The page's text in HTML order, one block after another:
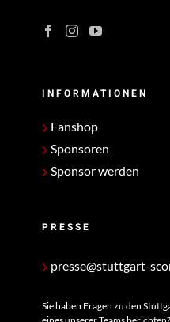
INFORMATIONEN
Fanshop
Sponsoren
Sponsor werden
PRESSE
presse@stuttgart-
Sie haben Fragen zu den
eines unserer Teams